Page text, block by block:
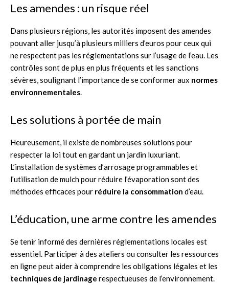
Les amendes : un risque réel
Dans plusieurs régions, les autorités imposent des amendes
pouvant aller jusqu’à plusieurs milliers d’euros pour ceux qui
ne respectent pas les réglementations sur l’usage de l’eau. Les
contrôles sont de plus en plus fréquents et les sanctions
sévères, soulignant l’importance de se conformer aux normes
environnementales.
Les solutions à portée de main
Heureusement, il existe de nombreuses solutions pour
respecter la loi tout en gardant un jardin luxuriant.
L’installation de systèmes d’arrosage programmables et
l’utilisation de mulch pour réduire l’évaporation sont des
méthodes efficaces pour réduire la consommation d’eau.
L’éducation, une arme contre les amendes
Se tenir informé des dernières réglementations locales est
essentiel. Participer à des ateliers ou consulter les ressources
en ligne peut aider à comprendre les obligations légales et les
techniques de jardinage respectueuses de l’environnement.